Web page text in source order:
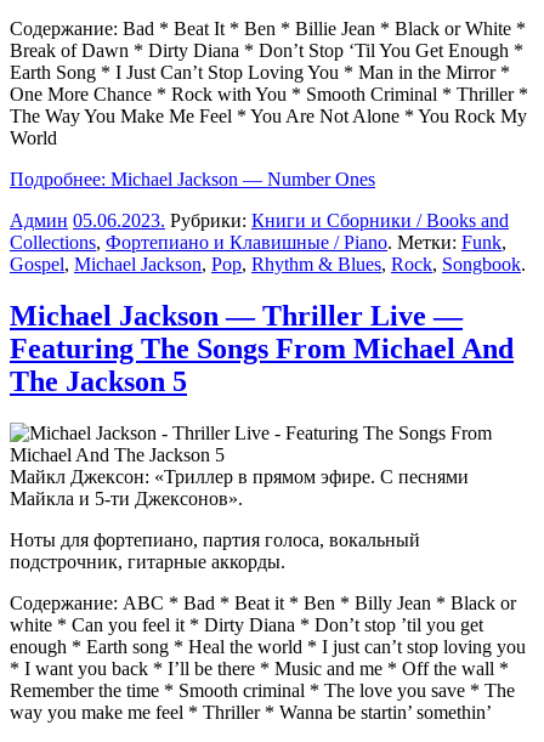
Содержание: Bad * Beat It * Ben * Billie Jean * Black or White *
Break of Dawn * Dirty Diana * Don’t Stop ‘Til You Get Enough *
Earth Song * I Just Can’t Stop Loving You * Man in the Mirror *
One More Chance * Rock with You * Smooth Criminal * Thriller *
The Way You Make Me Feel * You Are Not Alone * You Rock My
World
Подробнее: Michael Jackson — Number Ones
Админ 05.06.2023. Рубрики: Книги и Сборники / Books and
Collections, Фортепиано и Клавишные / Piano. Метки: Funk,
Gospel, Michael Jackson, Pop, Rhythm & Blues, Rock, Songbook.
Michael Jackson — Thriller Live —
Featuring The Songs From Michael And
The Jackson 5
Майкл Джексон: «Триллер в прямом эфире. С песнями
Майкла и 5-ти Джексонов».
Ноты для фортепиано, партия голоса, вокальный
подстрочник, гитарные аккорды.
Содержание: ABC * Bad * Beat it * Ben * Billy Jean * Black or
white * Can you feel it * Dirty Diana * Don’t stop ’til you get
enough * Earth song * Heal the world * I just can’t stop loving you
* I want you back * I’ll be there * Music and me * Off the wall *
Remember the time * Smooth criminal * The love you save * The
way you make me feel * Thriller * Wanna be startin’ somethin’